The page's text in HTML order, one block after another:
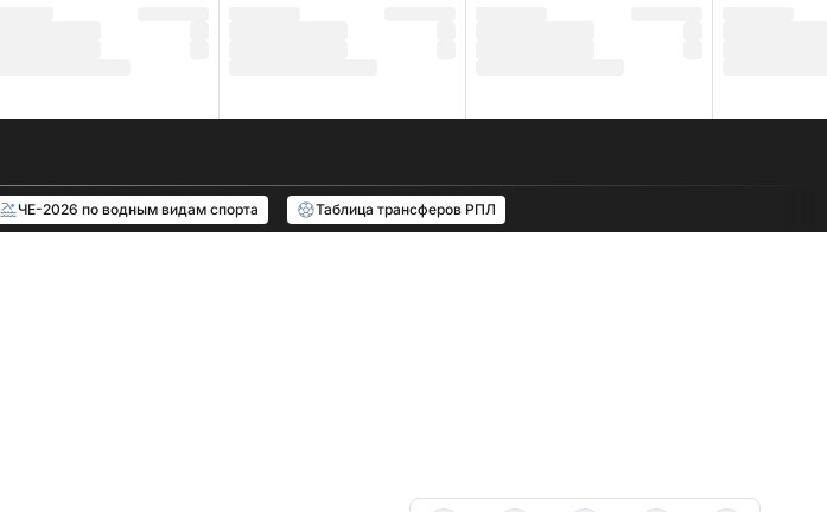
ЧЕ-2026 по водным видам спорта Таблица трансферов РПЛ